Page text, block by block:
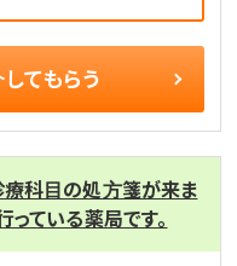
てもらう
科目の処方箋が来ま
っている薬局です。